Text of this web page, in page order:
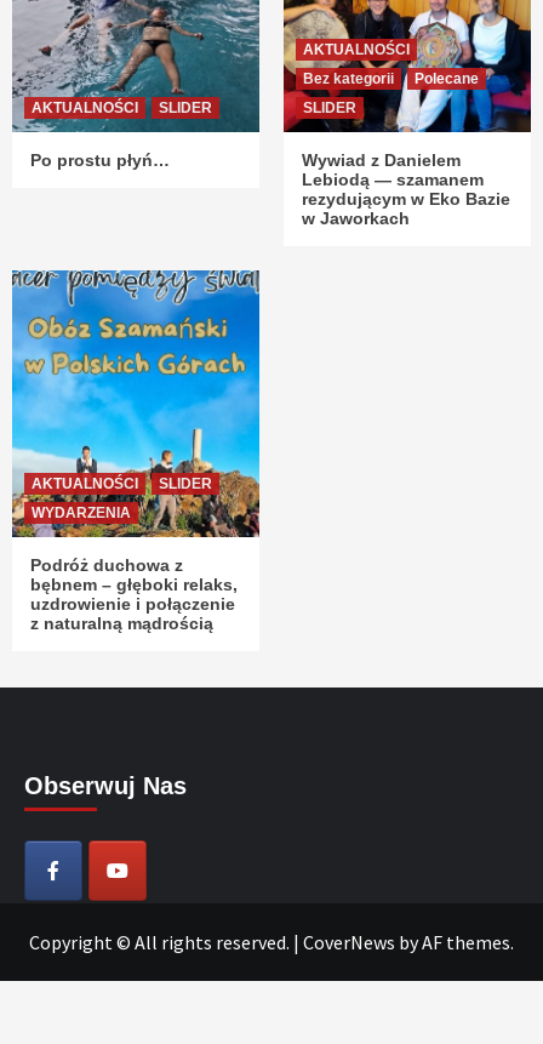
AKTUALNOŚCI SLIDER
Po prostu płyń…
AKTUALNOŚCI
Bez kategorii
Polecane
SLIDER
Wywiad z Danielem
Lebiodą — szamanem
rezydującym w Eko Bazie
w Jaworkach
AKTUALNOŚCI
SLIDER
WYDARZENIA
Podróż duchowa z
bębnem – głęboki relaks,
uzdrowienie i połączenie
z naturalną mądrością
Obserwuj Nas
Copyright © All rights reserved. | CoverNews by AF themes.